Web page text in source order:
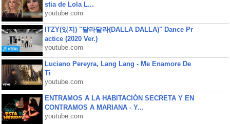
stia de Lola L...
youtube.com
ITZY(있지) "달라달라(DALLA DALLA)" Dance Pr
actice (2020 Ver.)
youtube.com
Luciano Pereyra, Lang Lang - Me Enamore De
Ti
youtube.com
ENTRAMOS A LA HABITACIÓN SECRETA Y EN
CONTRAMOS A MARIANA - Y...
youtube.com